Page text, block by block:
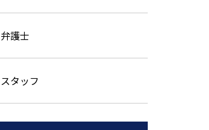
弁護士
スタッフ